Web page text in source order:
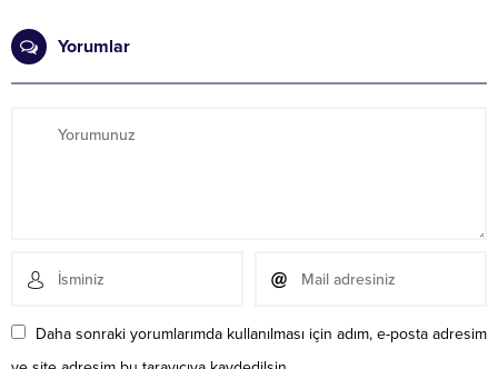
Yorumlar
Daha sonraki yorumlarımda kullanılması için adım, e-posta adresim